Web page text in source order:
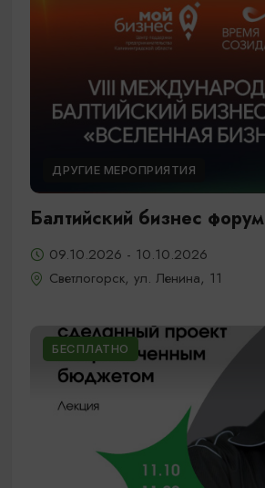
ДРУГИЕ МЕРОПРИЯТИЯ
Балтийский бизнес форум
09.10.2026 - 10.10.2026
Светлогорск, ул. Ленина, 11
БЕСПЛАТНО